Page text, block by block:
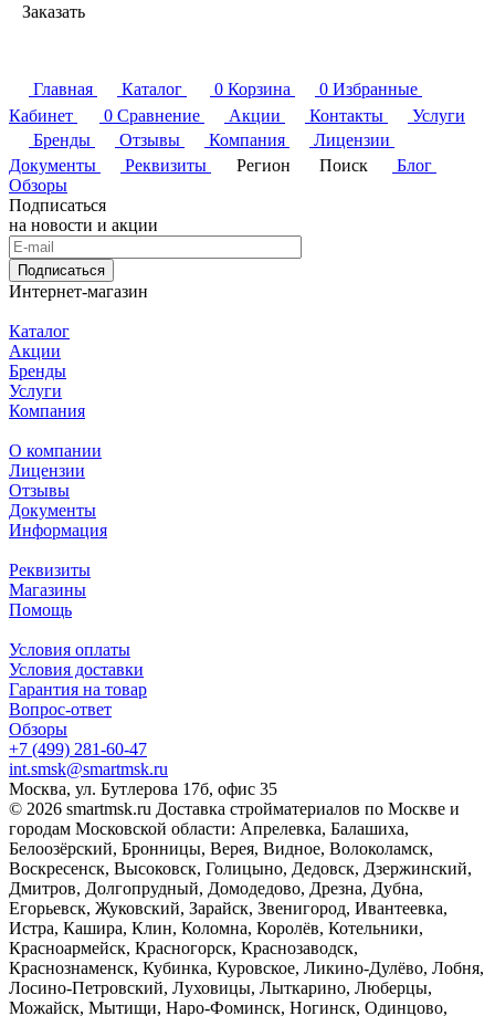
Заказать
Главная Каталог 0 Корзина 0 Избранные
Кабинет
0 Сравнение Акции Контакты
Услуги
Бренды
Отзывы Компания
Лицензии
Документы
Реквизиты Регион Поиск
Блог
Обзоры
Подписаться
на новости и акции
Подписаться
Интернет-магазин
Каталог
Акции
Бренды
Услуги
Компания
О компании
Лицензии
Отзывы
Документы
Информация
Реквизиты
Магазины
Помощь
Условия оплаты
Условия доставки
Гарантия на товар
Вопрос-ответ
Обзоры
+7 (499) 281-60-47
int.smsk@smartmsk.ru
Москва, ул. Бутлерова 17б, офис 35
© 2026 smartmsk.ru Доставка стройматериалов по Москве и
городам Московской области: Апрелевка, Балашиха,
Белоозёрский, Бронницы, Верея, Видное, Волоколамск,
Воскресенск, Высоковск, Голицыно, Дедовск, Дзержинский,
Дмитров, Долгопрудный, Домодедово, Дрезна, Дубна,
Егорьевск, Жуковский, Зарайск, Звенигород, Ивантеевка,
Истра, Кашира, Клин, Коломна, Королёв, Котельники,
Красноармейск, Красногорск, Краснозаводск,
Краснознаменск, Кубинка, Куровское, Ликино-Дулёво, Лобня,
Лосино-Петровский, Луховицы, Лыткарино, Люберцы,
Можайск, Мытищи, Наро-Фоминск, Ногинск, Одинцово,